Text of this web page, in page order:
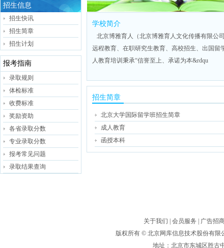
招生信息
招生快讯
招生简章
招生计划
报考指南
录取规则
体检标准
收费标准
奖励资助
各省录取分数
专业录取分数
报考常见问题
录取结果查询
学校简介
北京博雅育人（北京博雅育人文化传播有限公
远程教育、在职研究生教育、高校招生、出国
人教育培训秉承“信誉至上、承诺为本&rdqu
招生简章
北京大学国际留学班招生简章
成人教育
函授本科
关于我们 会员服务 广告招
版权所有 © 北京网库信息技术股份有限
地址：北京市东城区胜